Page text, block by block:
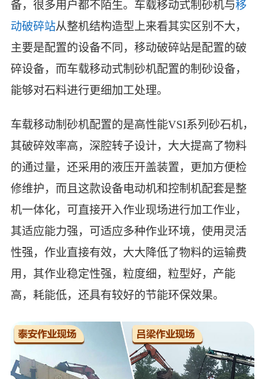
备，很多用户都不陌生。车载移动式制砂机与移
动破碎站从整机结构造型上来看其实区别不大，
主要是配置的设备不同，移动破碎站是配置的破
碎设备，而车载移动式制砂机配置的制砂设备，
能够对石料进行更细加工处理。
车载移动制砂机配置的是高性能VSI系列砂石机，
其破碎效率高，深腔转子设计，大大提高了物料
的通过量，还采用的液压开盖装置，更加方便检
修维护，而且这款设备电动机和控制机配套是整
机一体化，可直接开入作业现场进行加工作业，
其适应能力强，可适应多种作业环境，使用灵活
性强，作业直接有效，大大降低了物料的运输费
用，其作业稳定性强，粒度细，粒型好，产能
高，耗能低，还具有较好的节能环保效果。